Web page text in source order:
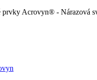
prvky Acrovyn® - Nárazová